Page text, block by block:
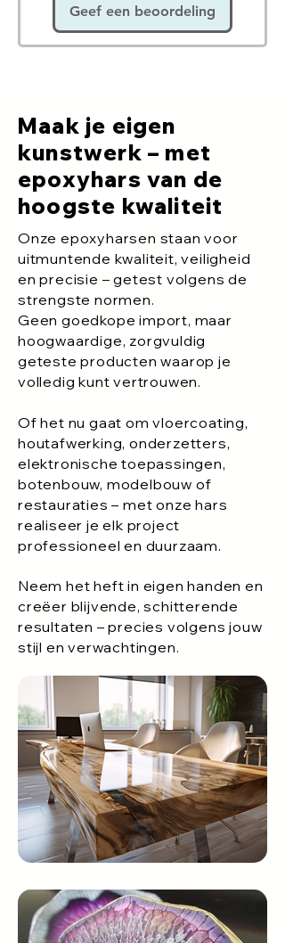
Geef een beoordeling
Maak je eigen
kunstwerk – met
epoxyhars van de
hoogste kwaliteit
Onze epoxyharsen staan voor
uitmuntende kwaliteit, veiligheid
en precisie – getest volgens de
strengste normen.
Geen goedkope import, maar
hoogwaardige, zorgvuldig
geteste producten waarop je
volledig kunt vertrouwen.
Of het nu gaat om vloercoating,
houtafwerking, onderzetters,
elektronische toepassingen,
botenbouw, modelbouw of
restauraties – met onze hars
realiseer je elk project
professioneel en duurzaam.
Neem het heft in eigen handen en
creëer blijvende, schitterende
resultaten – precies volgens jouw
stijl en verwachtingen.